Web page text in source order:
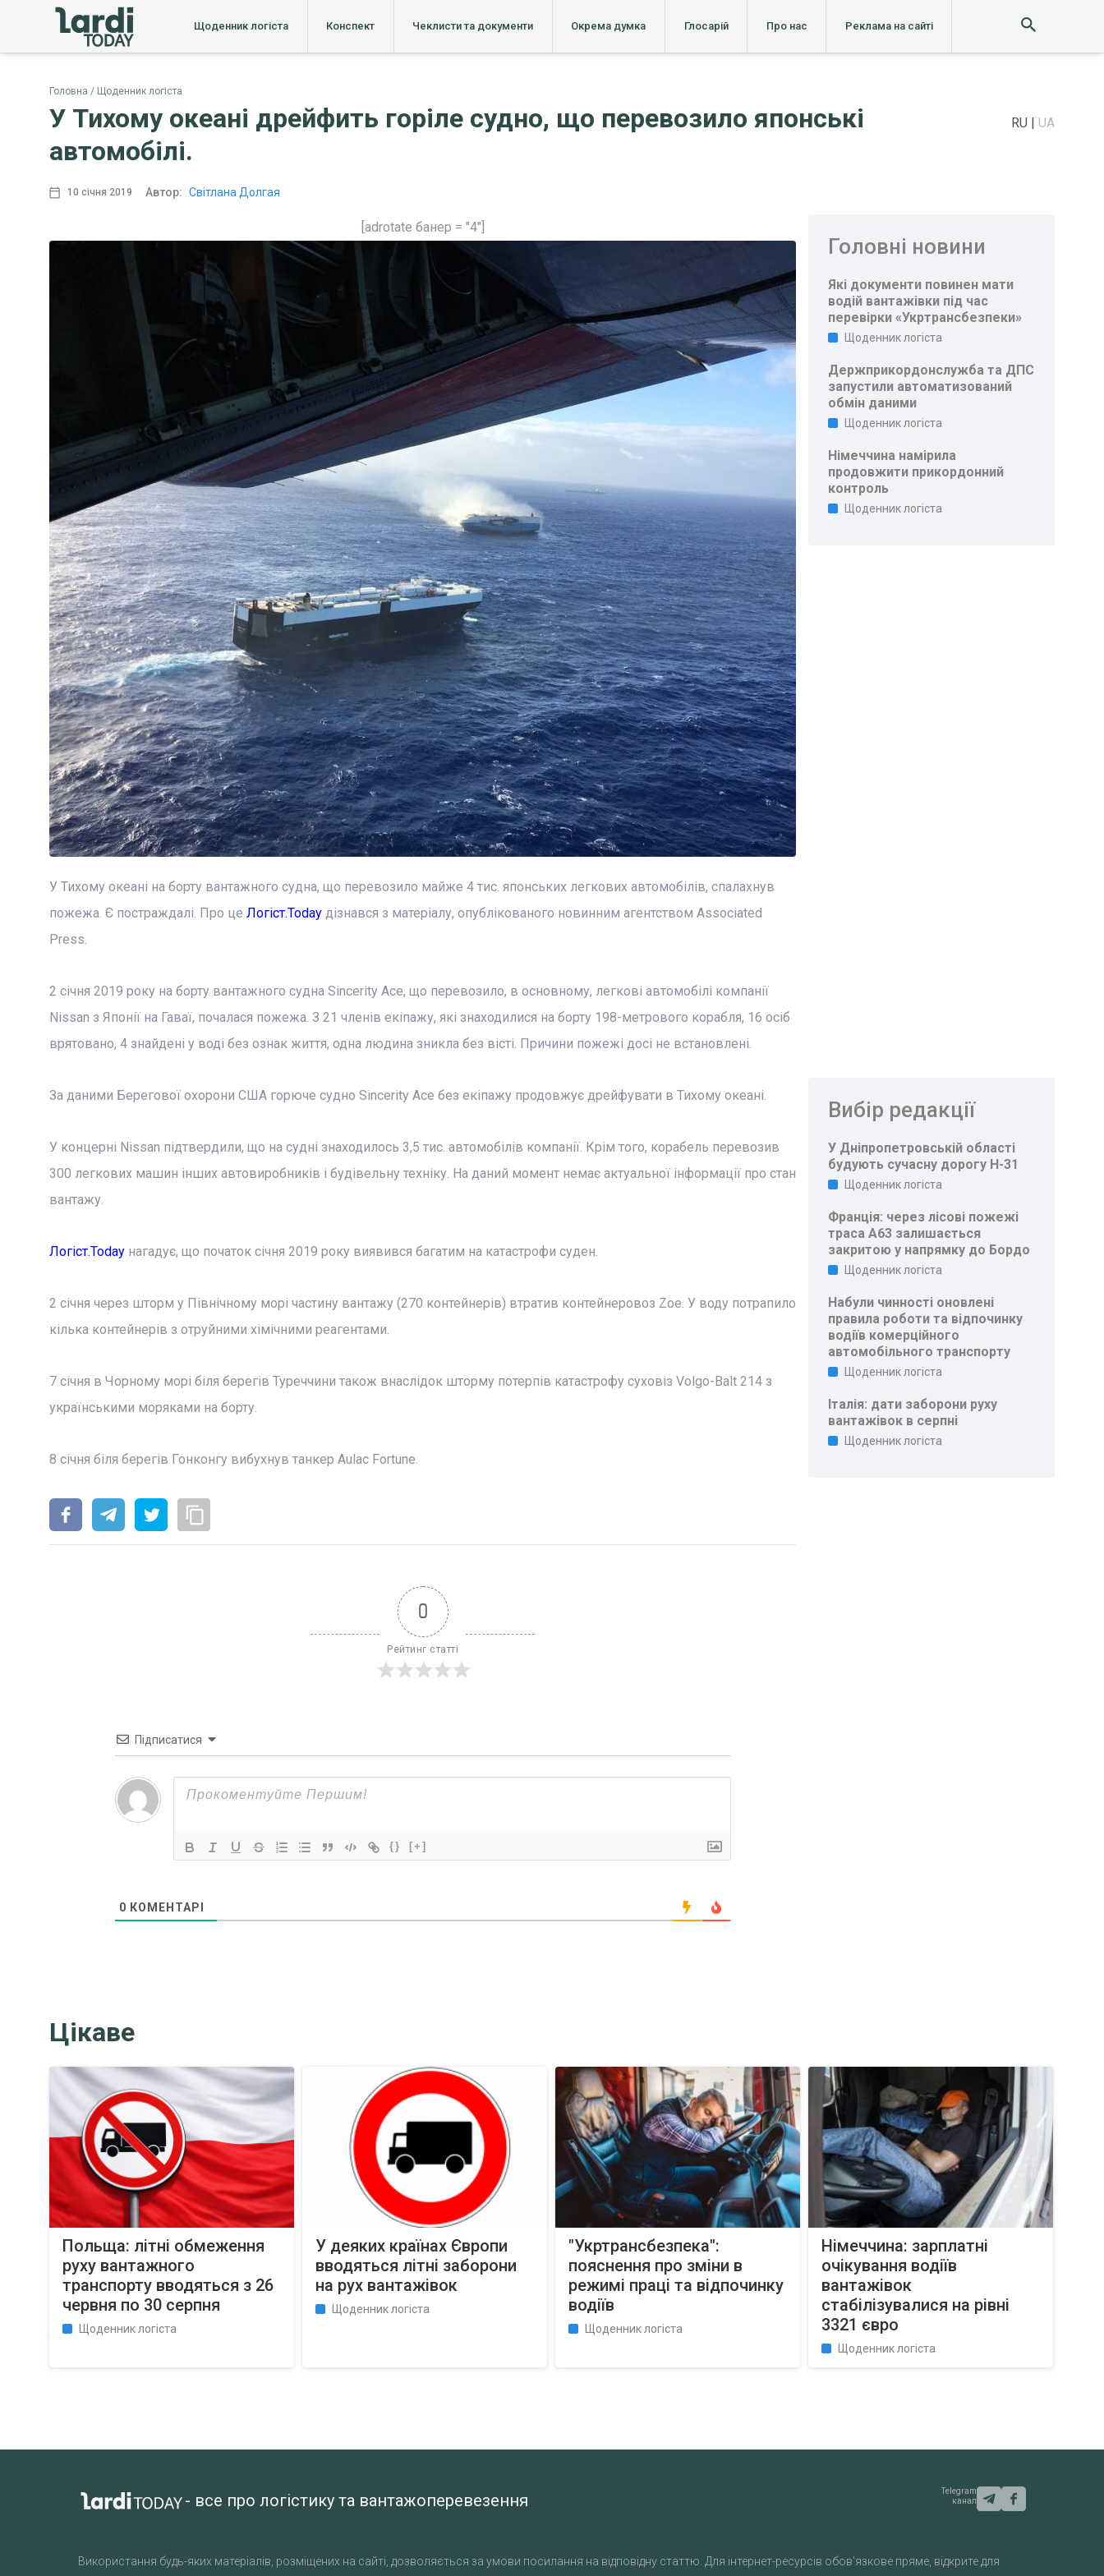
Щоденник логіста Конспект Чеклисти та документи Окрема думка Глосарій Про нас Реклама на сайті
Головна Щоденник логіста
У Тихому океані дрейфить горіле судно, що перевозило японські
автомобілі.
RU UA
10 січня 2019 Автор: Світлана Долгая
[adrotate банер = "4"]
У Тихому океані на борту вантажного судна, що перевозило майже 4 тис. японських легкових автомобілів, спалахнув
пожежа. Є постраждалі. Про це Логіст.Todayдізнався з матеріалу, опублікованого новинним агентством Associated
Press.
2 січня 2019 року на борту вантажного судна Sincerity Ace, що перевозило, в основному, легкові автомобілі компанії
Nissan з Японії на Гаваї, почалася пожежа. З 21 членів екіпажу, які знаходилися на борту 198-метрового корабля, 16 осіб
врятовано, 4 знайдені у воді без ознак життя, одна людина зникла без вісті. Причини пожежі досі не встановлені.
За даними Берегової охорони США горюче судно Sincerity Ace без екіпажу продовжує дрейфувати в Тихому океані.
У концерні Nissan підтвердили, що на судні знаходилось 3,5 тис. автомобілів компанії. Крім того, корабель перевозив
300 легкових машин інших автовиробників і будівельну техніку. На даний момент немає актуальної інформації про стан
вантажу.
Логіст.Todayнагадує, що початок січня 2019 року виявився багатим на катастрофи суден.
2 січня через шторм у Північному морі частину вантажу (270 контейнерів) втратив контейнеровоз Zoe. У воду потрапило
кілька контейнерів з отруйними хімічними реагентами.
7 січня в Чорному морі біля берегів Туреччини також внаслідок шторму потерпів катастрофу суховіз Volgo-Balt 214 з
українськими моряками на борту.
8 січня біля берегів Гонконгу вибухнув танкер Aulac Fortune.
0
Рейтинг статті
Підписатися
{} [+]
0 КОМЕНТАРІ
Головні новини
Які документи повинен мати
водій вантажівки під час
перевірки «Укртрансбезпеки»
Щоденник логіста
Держприкордонслужба та ДПС
запустили автоматизований
обмін даними
Щоденник логіста
Німеччина намірила
продовжити прикордонний
контроль
Щоденник логіста
Вибір редакції
У Дніпропетровській області
будують сучасну дорогу Н-31
Щоденник логіста
Франція: через лісові пожежі
траса A63 залишається
закритою у напрямку до Бордо
Щоденник логіста
Набули чинності оновлені
правила роботи та відпочинку
водіїв комерційного
автомобільного транспорту
Щоденник логіста
Італія: дати заборони руху
вантажівок в серпні
Щоденник логіста
Цікаве
Польща: літні обмеження
руху вантажного
транспорту вводяться з 26
червня по 30 серпня
Щоденник логіста
У деяких країнах Європи
вводяться літні заборони
на рух вантажівок
Щоденник логіста
"Укртрансбезпека":
пояснення про зміни в
режимі праці та відпочинку
водіїв
Щоденник логіста
Німеччина: зарплатні
очікування водіїв
вантажівок
стабілізувалися на рівні
3321 євро
Щоденник логіста
- все про логістику та вантажоперевезення
Telegram
канал
Використання будь-яких матеріалів, розміщених на сайті, дозволяється за умови посилання на відповідну статтю. Для інтернет-ресурсів обов'язкове пряме, відкрите для